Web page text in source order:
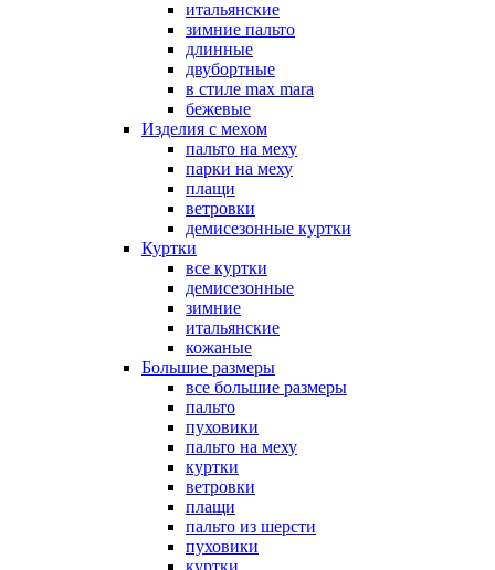
итальянские
зимние пальто
длинные
двубортные
в стиле max mara
бежевые
Изделия с мехом
пальто на меху
парки на меху
плащи
ветровки
демисезонные куртки
Куртки
все куртки
демисезонные
зимние
итальянские
кожаные
Большие размеры
все большие размеры
пальто
пуховики
пальто на меху
куртки
ветровки
плащи
пальто из шерсти
пуховики
куртки